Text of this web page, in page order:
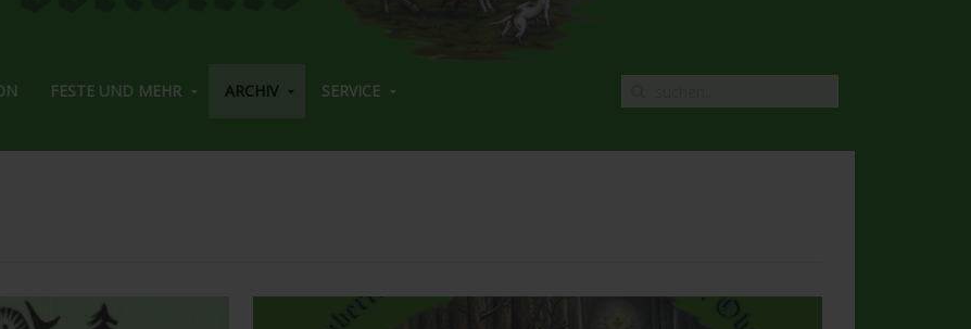
FESTE UND MEHR ARCHIV SERVICE